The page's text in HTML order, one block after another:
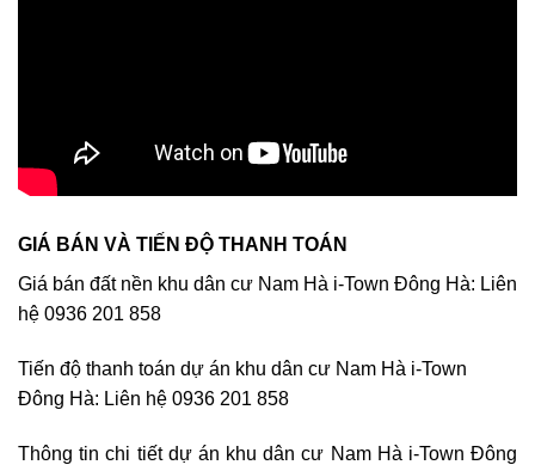
GIÁ BÁN VÀ TIẾN ĐỘ THANH TOÁN
Giá bán đất nền khu dân cư Nam Hà i-Town Đông Hà: Liên
hệ 0936 201 858
Tiến độ thanh toán dự án khu dân cư Nam Hà i-Town
Đông Hà: Liên hệ 0936 201 858
Thông tin chi tiết dự án khu dân cư Nam Hà i-Town Đông